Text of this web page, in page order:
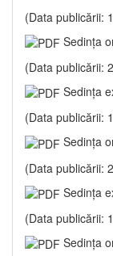
(Data publicării:
Sedinţa
(Data publicării:
Sedinţa
(Data publicării:
Sedinţa
(Data publicării:
Sedinţa
(Data publicării:
Sedinţa